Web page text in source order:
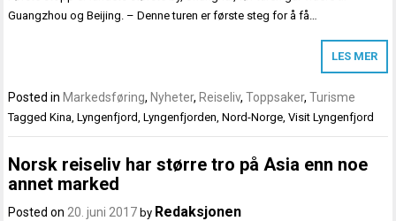
Guangzhou og Beijing. – Denne turen er første steg for å få…
LES MER
Posted in Markedsføring, Nyheter, Reiseliv,Toppsaker,Turisme
TaggedKina,Lyngenfjord,Lyngenfjorden,Nord-Norge,Visit Lyngenfjord
Norsk reiseliv har større tro på Asia enn noe
annet marked
Posted on 20. juni 2017 by Redaksjonen